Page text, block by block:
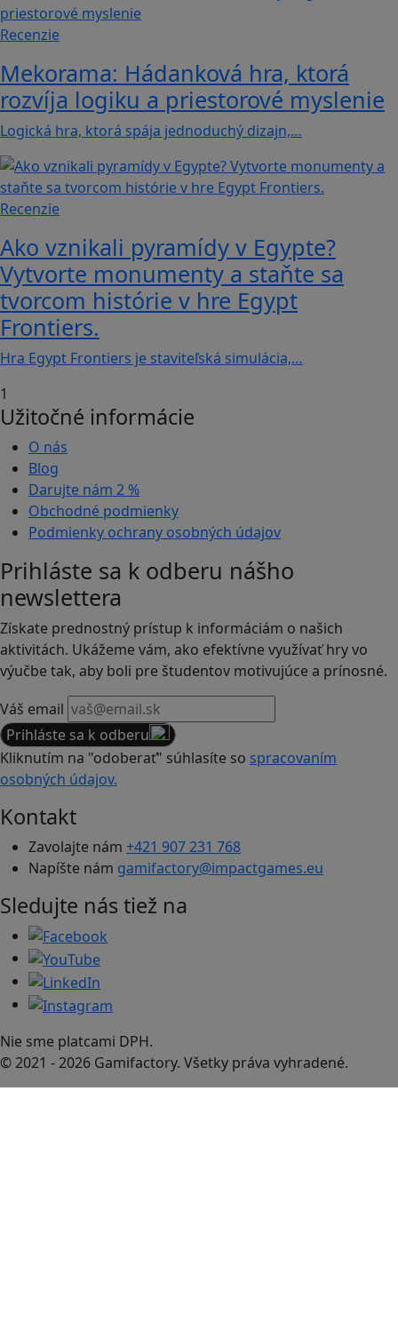
Recenzie
Mekorama: Hádanková hra, ktorá
rozvíja logiku a priestorové myslenie
Logická hra, ktorá spája jednoduchý dizajn,…
Recenzie
Ako vznikali pyramídy v Egypte?
Vytvorte monumenty a staňte sa
tvorcom histórie v hre Egypt
Frontiers.
Hra Egypt Frontiers je staviteľská simulácia,…
1
Užitočné informácie
O nás
Blog
Darujte nám 2 %
Obchodné podmienky
Podmienky ochrany osobných údajov
Prihláste sa k odberu nášho
newslettera
Získate prednostný prístup k informáciám o našich
aktivitách. Ukážeme vám, ako efektívne využívať hry vo
výučbe tak, aby boli pre študentov motivujúce a prínosné.
Váš email
Prihláste sa k odberu
Kliknutím na "odoberať" súhlasíte so spracovaním
osobných údajov.
Kontakt
Zavolajte nám +421 907 231 768
Napíšte nám gamifactory@impactgames.eu
Sledujte nás tiež na
Nie sme platcami DPH.
© 2021 - 2026 Gamifactory. Všetky práva vyhradené.